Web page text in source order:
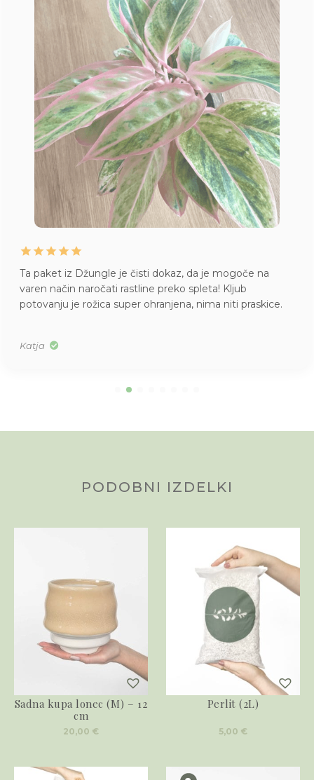
Ta paket iz Džungle je čisti dokaz, da je mogoče na
varen način naročati rastline preko spleta! Kljub
potovanju je rožica super ohranjena, nima niti praskice.
Katja
PODOBNI IZDELKI
Sadna kupa lonec (M) – 12
cm
20,00 €
Perlit (2L)
5,00 €